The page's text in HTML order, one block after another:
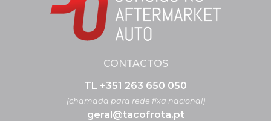
CONTACTOS
TL +351 263 650 050
(chamada para rede fixa nacional)
geral@tacofrota.pt